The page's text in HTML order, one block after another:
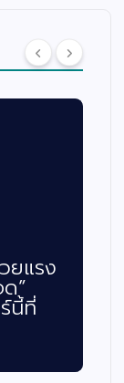
ยแรง
”
นี้ที่